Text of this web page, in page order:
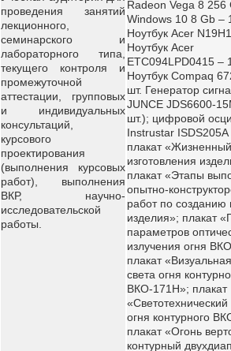
проведения занятий
лекционного,
семинарского и
лабораторного типа,
текущего контроля и
промежуточной
аттестации, групповых
и индивидуальных
консультаций,
курсового
проектирования
(выполнения курсовых
работ), выполнения
ВКР, научно-
исследовательской
работы.
Radeon Vega 8 256
Windows 10 8 Gb –
Ноутбук Acer
Ноутбук Acer
ETC094LPD0415 –
Ноутбук Compaq
шт. Генератор
JUNCE JDS6600-
шт.); цифровой
Instrustar
плакат
изготовления
плакат «Этапы
опытно-
работ по созданию
изделия»; плакат
параметров
излучения огня
плакат
света огня
ВКО-171Н»; плакат
«Светотехнический
огня контурного
плакат «Огонь
контурный